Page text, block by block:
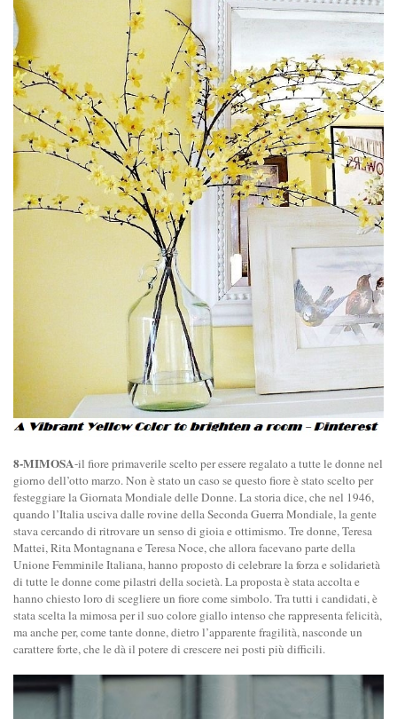
8-MIMOSA-il fiore primaverile scelto per essere regalato a tutte le donne nel
giorno dell’otto marzo. Non è stato un caso se questo fiore è stato scelto per
festeggiare la Giornata Mondiale delle Donne. La storia dice, che nel 1946,
quando l’Italia usciva dalle rovine della Seconda Guerra Mondiale, la gente
stava cercando di ritrovare un senso di gioia e ottimismo. Tre donne, Teresa
Mattei, Rita Montagnana e Teresa Noce, che allora facevano parte della
Unione Femminile Italiana, hanno proposto di celebrare la forza e solidarietà
di tutte le donne come pilastri della società. La proposta è stata accolta e
hanno chiesto loro di scegliere un fiore come simbolo. Tra tutti i candidati, è
stata scelta la mimosa per il suo colore giallo intenso che rappresenta felicità,
ma anche per, come tante donne, dietro l’apparente fragilità, nasconde un
carattere forte, che le dà il potere di crescere nei posti più difficili.